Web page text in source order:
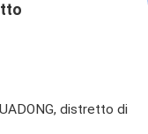
distretto di